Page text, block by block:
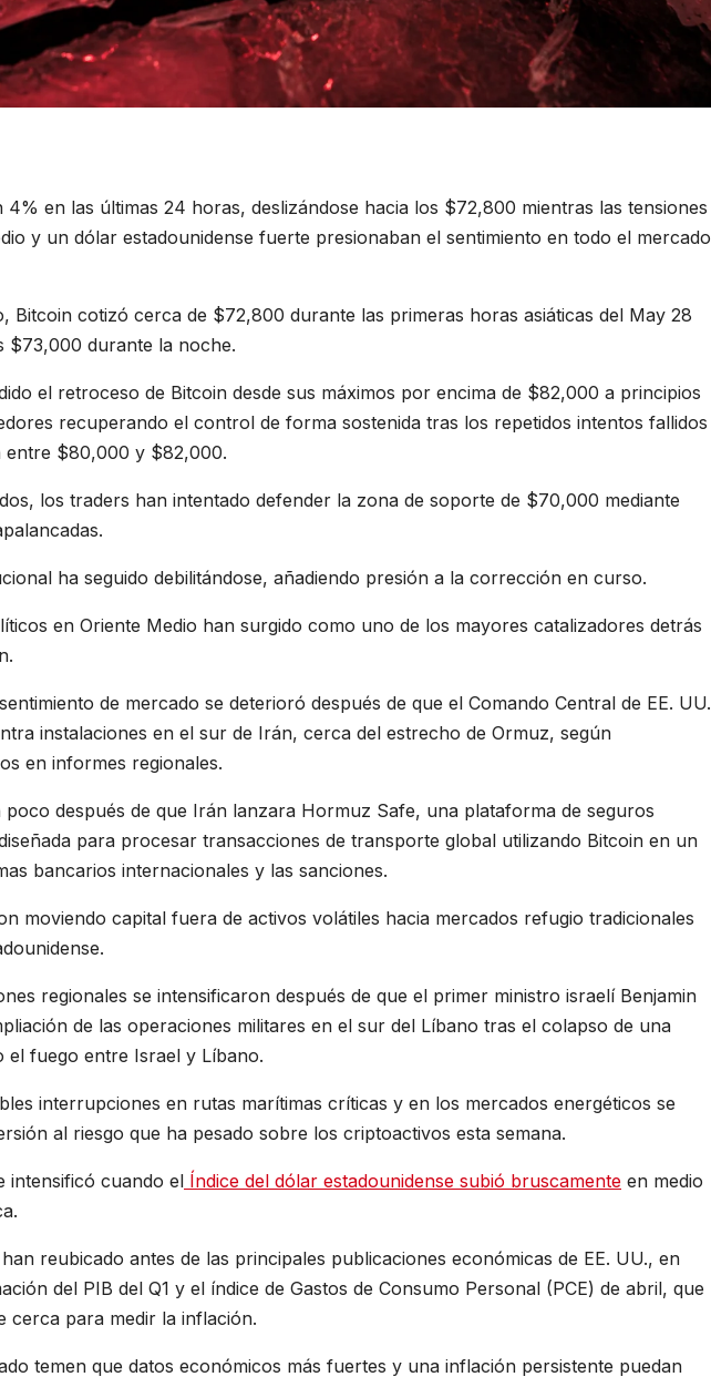
4% en las últimas 24 horas, deslizándose hacia los $72,800 mientras las tensiones
y un dólar estadounidense fuerte presionaban el sentimiento en todo el mercado
Bitcoin cotizó cerca de $72,800 durante las primeras horas asiáticas del May 28
$73,000 durante la noche.
el retroceso de Bitcoin desde sus máximos por encima de $82,000 a principios
recuperando el control de forma sostenida tras los repetidos intentos fallidos
entre $80,000 y $82,000.
los traders han intentado defender la zona de soporte de $70,000 mediante
ha seguido debilitándose, añadiendo presión a la corrección en curso.
en Oriente Medio han surgido como uno de los mayores catalizadores detrás
de mercado se deterioró después de que el Comando Central de EE. UU.
instalaciones en el sur de Irán, cerca del estrecho de Ormuz, según
en informes regionales.
poco después de que Irán lanzara Hormuz Safe, una plataforma de seguros
para procesar transacciones de transporte global utilizando Bitcoin en un
bancarios internacionales y las sanciones.
moviendo capital fuera de activos volátiles hacia mercados refugio tradicionales
regionales se intensificaron después de que el primer ministro israelí Benjamin
de las operaciones militares en el sur del Líbano tras el colapso de una
el fuego entre Israel y Líbano.
interrupciones en rutas marítimas críticas y en los mercados energéticos se
al riesgo que ha pesado sobre los criptoactivos esta semana.
intensificó cuando el Índice del dólar estadounidense subió bruscamente en medio
reubicado antes de las principales publicaciones económicas de EE. UU., en
del PIB del Q1 y el índice de Gastos de Consumo Personal (PCE) de abril, que
cerca para medir la inflación.
temen que datos económicos más fuertes y una inflación persistente puedan